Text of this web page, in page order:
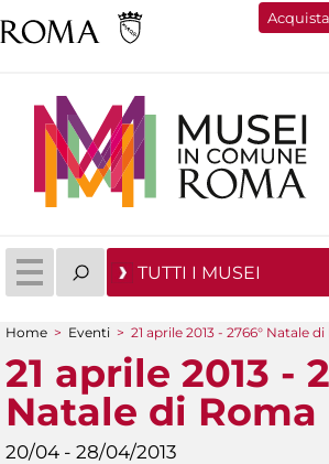
Acquista
TUTTI I MUSEI
Tu sei qui
Home > Eventi > 21 aprile 2013 - 2766° Natale
21 aprile 2013 -
Natale di Roma
20/04 - 28/04/2013